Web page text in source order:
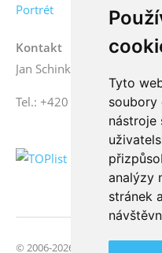
Tyto
soubory
nástroje
analýzy
stránek
Portrét
Kontakt
Jan Schinko jr., fotograf
Tel.: +420 776 771 000
© 2006-2026 FotoSchinko,